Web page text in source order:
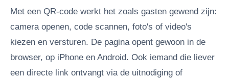
Met een QR-code werkt het zoals gasten gewend zijn:
camera openen, code scannen, foto's of video's
kiezen en versturen. De pagina opent gewoon in de
browser, op iPhone en Android. Ook iemand die liever
een directe link ontvangt via de uitnodiging of